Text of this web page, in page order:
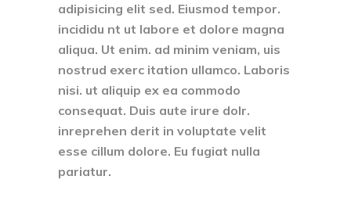
adipisicing elit sed. Eiusmod tempor.
incididu nt ut labore et dolore magna
aliqua. Ut enim. ad minim veniam, uis
nostrud exerc itation ullamco. Laboris
nisi. ut aliquip ex ea commodo
consequat. Duis aute irure dolr.
inreprehen derit in voluptate velit
esse cillum dolore. Eu fugiat nulla
pariatur.